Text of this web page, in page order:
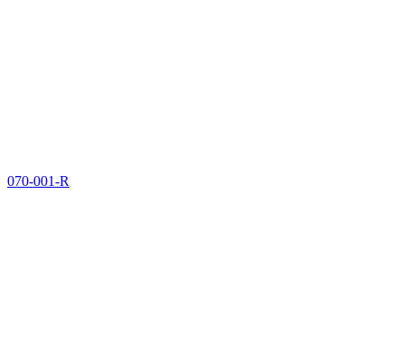
070-001-R